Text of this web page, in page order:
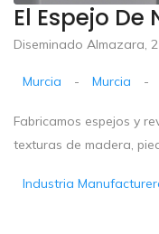
El Espejo De
Diseminado Almazara,
Murcia - Murcia -
Fabricamos espejos y
texturas de madera,
Industria